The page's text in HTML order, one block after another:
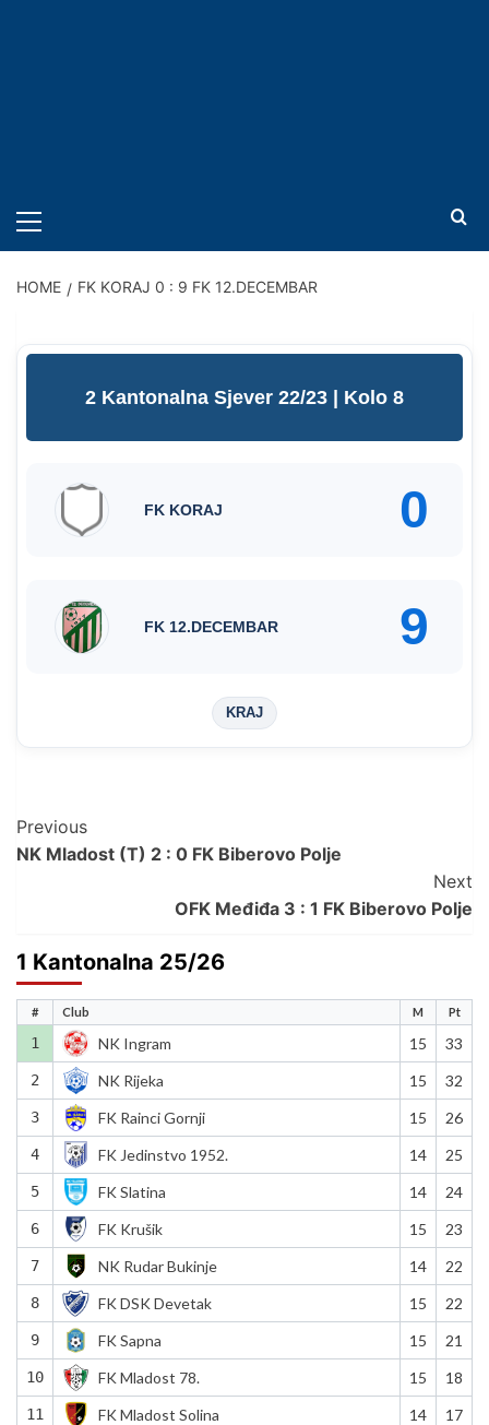
MENU
HOME FK KORAJ 0 : 9 FK 12.DECEMBAR
2 Kantonalna Sjever 22/23 | Kolo 8
FK KORAJ 0
FK 12.DECEMBAR 9
KRAJ
Post
Navigation
Previous
NK Mladost (T) 2 : 0 FK Biberovo Polje
Next
OFK Međiđa 3 : 1 FK Biberovo Polje
1 Kantonalna 25/26
# Club M Pt
1 NK Ingram 15 33
2 NK Rijeka 15 32
3 FK Rainci Gornji 15 26
4 FK Jedinstvo 1952. 14 25
5 FK Slatina 14 24
6 FK Krušik 15 23
7 NK Rudar Bukinje 14 22
8 FK DSK Devetak 15 22
9 FK Sapna 15 21
10 FK Mladost 78. 15 18
11 FK Mladost Solina 14 17